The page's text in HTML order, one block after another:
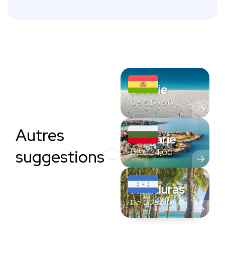
Autres
suggestions
Bolivie
De€59,00
Bulgarie
De€24,00
Honduras
De€23,00